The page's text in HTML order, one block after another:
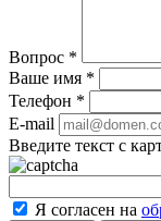
Вопрос *
Ваше имя *
Телефон *
E-mail
Введите текст с
Я согласен на